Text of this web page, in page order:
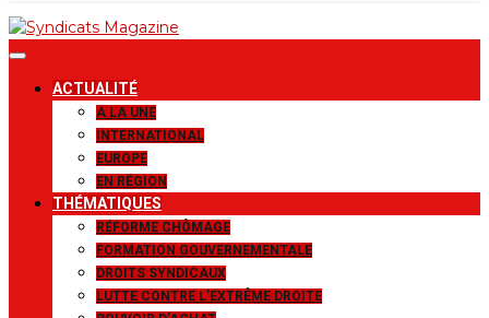
Syndicats
Magazine
Le magazine de la FGTB
ACTUALITÉ
A LA UNE
INTERNATIONAL
EUROPE
EN RÉGION
THÉMATIQUES
RÉFORME CHÔMAGE
FORMATION GOUVERNEMENTALE
DROITS SYNDICAUX
LUTTE CONTRE L’EXTRÊME DROITE